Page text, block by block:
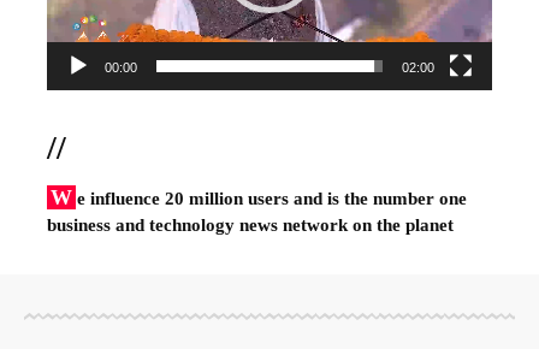
00:00 02:00
//
W e influence 20 million users and is the number one
business and technology news network on the planet